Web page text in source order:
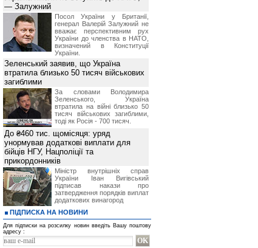
— Залужний
Посол України у Британії,
генерал Валерій Залужний не
вважає перспективним рух
України до членства в НАТО,
визначений в Конституції
України.
Зеленський заявив, що Україна
втратила близько 50 тисяч військових
загиблими
За словами Володимира
Зеленського, Україна
втратила на війні близько 50
тисяч військових загиблими,
тоді як Росія - 700 тисяч.
До ₴460 тис. щомісяця: уряд
унормував додаткові виплати для
бійців НГУ, Нацполіції та
прикордонників
Міністр внутрішніх справ
України Іван Вигівський
підписав накази про
затвердження порядків виплат
додаткових винагород
ПІДПИСКА НА НОВИНИ
Для підписки на розсилку новин введіть Вашу поштову
адресу :